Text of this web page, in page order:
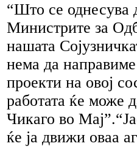
“Што се однесува
Министрите за
нашата
нема да
проекти на овој
работата ќе може
Чикаго во
ќе ја движи оваа